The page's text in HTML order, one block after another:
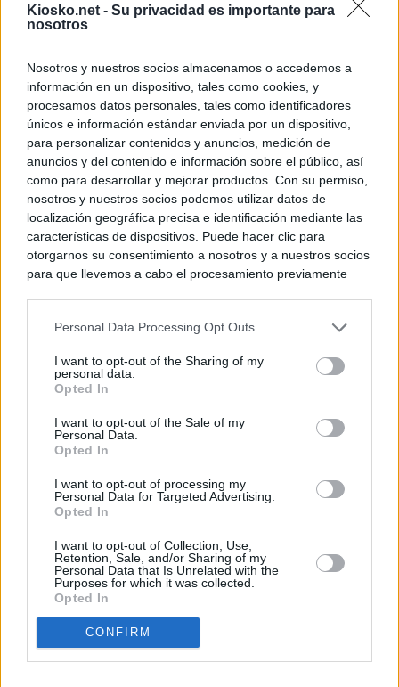
Kiosko.net - Su privacidad es importante para
nosotros
Nosotros y nuestros socios almacenamos o accedemos a
información en un dispositivo, tales como cookies, y
procesamos datos personales, tales como identificadores
únicos e información estándar enviada por un dispositivo,
para personalizar contenidos y anuncios, medición de
anuncios y del contenido e información sobre el público, así
como para desarrollar y mejorar productos. Con su permiso,
nosotros y nuestros socios podemos utilizar datos de
localización geográfica precisa e identificación mediante las
características de dispositivos. Puede hacer clic para
otorgarnos su consentimiento a nosotros y a nuestros socios
para que llevemos a cabo el procesamiento previamente
negar su consentimiento. Tenga en cuenta que algún
de su consentimiento, pero usted tiene el derecho de
rechazar tal procesamiento. Sus preferencias se aplicarán
cualquier momento entrando de nuevo en este sitio web o
visitando nuestra política de privacidad.
Personal Data Processing Opt Outs
I want to opt-out of the Sharing of my
personal data.
Opted In
I want to opt-out of the Sale of my
Personal Data.
Opted In
I want to opt-out of processing my
Personal Data for Targeted Advertising.
Opted In
I want to opt-out of Collection, Use,
Retention, Sale, and/or Sharing of my
Personal Data that Is Unrelated with the
Purposes for which it was collected.
Opted In
CONFIRM